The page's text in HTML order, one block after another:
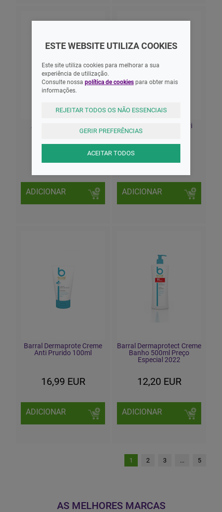
Avene Xerac Ad Oleo
Limpeza 400ml X2
31,65 EUR
ADICIONAR
Avène Xeracalm Nutri
Creme Duche 500ml
18,95 EUR
ADICIONAR
Barral Dermaprote Creme
Anti Prurido 100ml
16,99 EUR
ADICIONAR
Barral Dermaprotect Creme
Banho 500ml Preço
Especial 2022
12,20 EUR
ADICIONAR
1 2 3 ... 5
AS MELHORES MARCAS
ESTE WEBSITE UTILIZA COOKIES
Este site utiliza cookies para melhorar a sua
experiência de utilização.
Consulte nossa política de cookies para obter mais
informações.
REJEITAR TODOS OS NÃO ESSENCIAIS
GERIR PREFERÊNCIAS
ACEITAR TODOS